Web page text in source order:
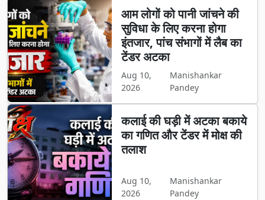
आम लोगों को पानी जांचने की
सुविधा के लिए करना होगा
इंतजार, पांच संभागों में लैब का
टेंडर अटका
Aug 10,
2026
Manishankar
Pandey
कलाई की घड़ी में अटका बकाये
का गणित और टेंडर में मोक्ष की
तलाश
Aug 10,
2026
Manishankar
Pandey